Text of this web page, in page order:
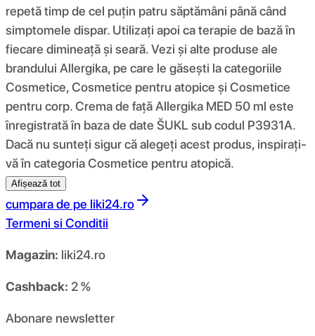
repetă timp de cel puțin patru săptămâni până când
simptomele dispar. Utilizați apoi ca terapie de bază în
fiecare dimineață și seară. Vezi și alte produse ale
brandului Allergika, pe care le găsești la categoriile
Cosmetice, Cosmetice pentru atopice și Cosmetice
pentru corp. Crema de față Allergika MED 50 ml este
înregistrată în baza de date ŠUKL sub codul P3931A.
Dacă nu sunteți sigur că alegeți acest produs, inspirați-
vă în categoria Cosmetice pentru atopică.
Afișează tot
cumpara de pe liki24.ro
Termeni si Conditii
Magazin: liki24.ro
Cashback: 2 %
Abonare newsletter